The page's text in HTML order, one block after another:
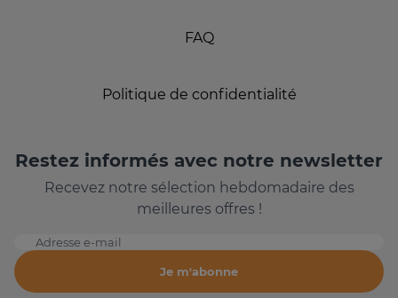
FAQ
Politique de confidentialité
Restez informés avec notre newsletter
Recevez notre sélection hebdomadaire des
meilleures offres !
Adresse e-mail
Je m'abonne